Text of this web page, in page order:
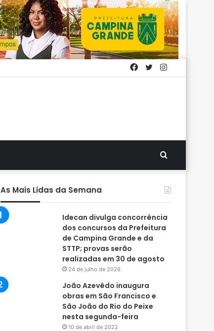
Twitter
Facebook
Procurar
por
As Mais Lidas da Semana
Idecan divulga concorrência
dos concursos da Prefeitura
de Campina Grande e da
STTP; provas serão
realizadas em 30 de agosto
24 de julho de 2026
João Azevêdo inaugura
obras em São Francisco e
São João do Rio do Peixe
nesta segunda-feira
10 de abril de 2022